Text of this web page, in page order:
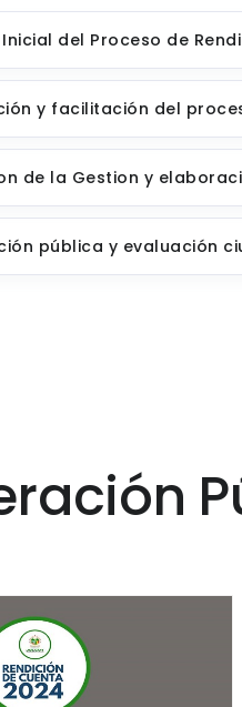
del Proceso de
y facilitación del
de la Gestion y
pública y evaluación